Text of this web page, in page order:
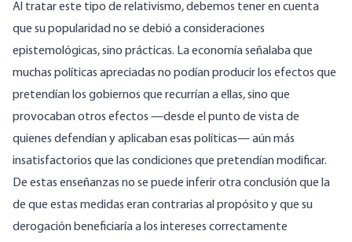
Al tratar este tipo de relativismo, debemos tener en cuenta
que su popularidad no se debió a consideraciones
epistemológicas, sino prácticas. La economía señalaba que
muchas políticas apreciadas no podían producir los efectos que
pretendían los gobiernos que recurrían a ellas, sino que
provocaban otros efectos —desde el punto de vista de
quienes defendían y aplicaban esas políticas— aún más
insatisfactorios que las condiciones que pretendían modificar.
De estas enseñanzas no se puede inferir otra conclusión que la
de que estas medidas eran contrarias al propósito y que su
derogación beneficiaría a los intereses correctamente